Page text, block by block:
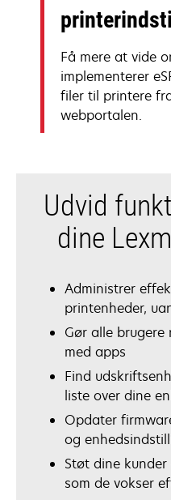
Få mere at vide
implementerer
filer til printere
webportalen.
Udvid
dine
Administrer
printenheder,
Gør alle brugere
med apps
Find
liste over dine
Opdater
og
Støt dine
som de vokser